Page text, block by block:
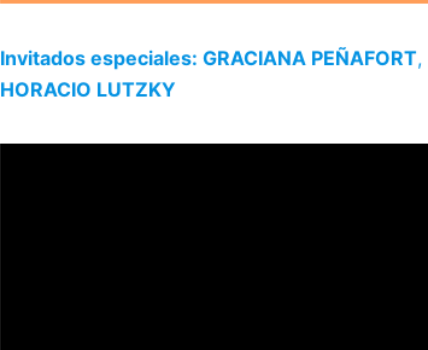
Invitados especiales: GRACIANA PEÑAFORT,
HORACIO LUTZKY